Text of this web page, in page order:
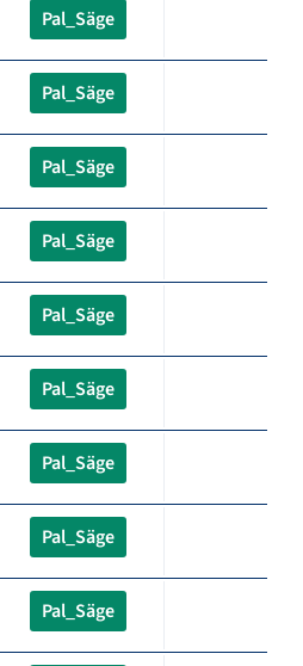
Pal_Säge
Pal_Säge
Pal_Säge
Pal_Säge
Pal_Säge
Pal_Säge
Pal_Säge
Pal_Säge
Pal_Säge